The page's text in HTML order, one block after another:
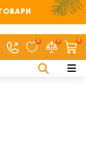
0 0 0